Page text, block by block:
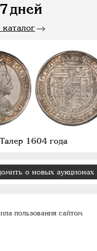
7дней
1604 года
о новых аукционах
пользования сайтом